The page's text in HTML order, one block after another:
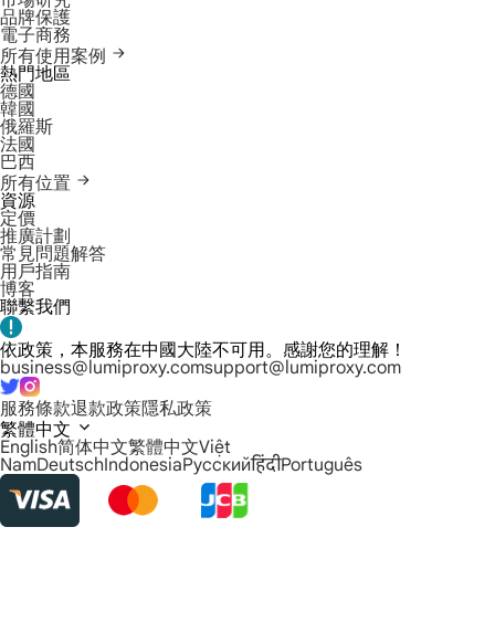
品牌保護
電子商務
所有使用案例
熱門地區
德國
韓國
俄羅斯
法國
巴西
所有位置
資源
定價
推廣計劃
常見問題解答
用戶指南
博客
聯繫我們
依政策，本服務在中國大陸不可用。感謝您的理解！
business@lumiproxy.comsupport@lumiproxy.com
服務條款退款政策隱私政策
繁體中文
English简体中文繁體中文Việt
NamDeutschIndonesiaРусскийहिंदीPortuguês